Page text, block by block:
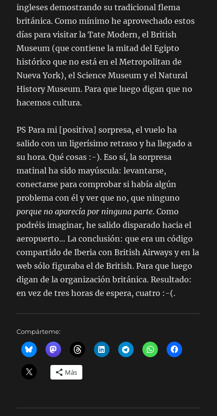
ingleses demostrando su tradicional flema
británica. Como mínimo he aprovechado estos
días para visitar la Tate Modern, el British
Museum (que contiene la mitad del Egipto
histórico que no está en el Metropolitan de
Nueva York), el Science Museum y el Natural
History Museum. Para que luego digan que no
hacemos cultura.
PS Para mi [positiva] sorpresa, el vuelo ha
salido con un ligerísimo retraso y ha llegado a
su hora. Qué cosas :-). Eso sí, la sorpresa
matinal ha sido mayúscula: levantarse,
conectarse para comprobar si había algún
problema con él y ver que no, que ninguno
porque no aparecía por ninguna parte. Como
podréis imaginar, he salido disparado hacia el
aeropuerto… La conclusión: que era un código
compartido de Iberia con British Airways y en la
web sólo figuraba el de British. Para que luego
digan de la organización británica. Resultado:
en vez de tres horas de espera, cuatro :-(.
Compárteme:
Más